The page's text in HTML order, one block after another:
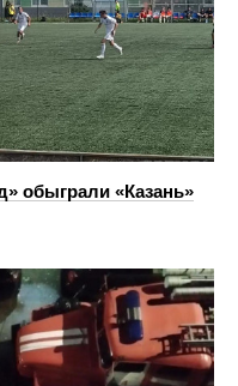
обыграли «Казань»